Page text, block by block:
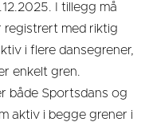
I tillegg må
registrert med riktig
i flere dansegrener,
enkelt gren.
både Sportsdans og
aktiv i begge grener i